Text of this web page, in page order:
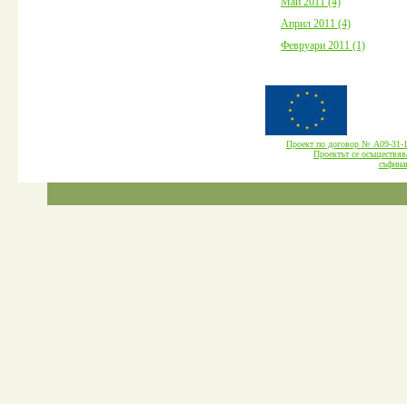
Април 2011 (4)
Февруари 2011 (1)
Проект по договор № А09-
Проектът се